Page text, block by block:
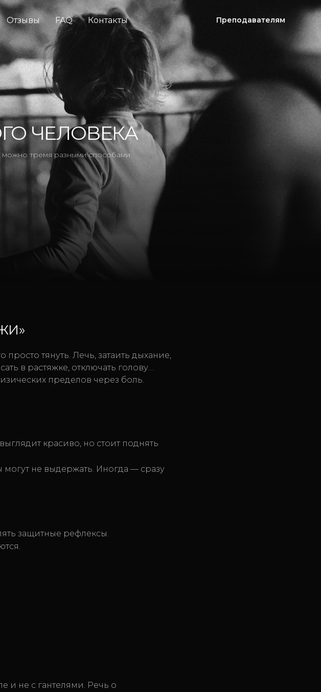
Отзывы FAQ Контакты Преподавателям
тремя разными способами.
ЧЕЛОВЕКА
тянуть. Лечь, затаить дыхание,
в растяжке, отключать голову…
пределов через боль.
красиво, но стоит поднять
не выдержать. Иногда — сразу
защитные рефлексы.
и не с гантелями. Речь о